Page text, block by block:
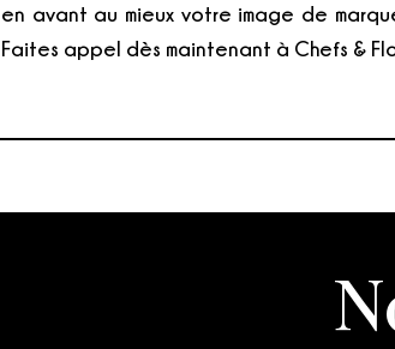
en avant au mieux votre image de
Faites appel dès maintenant à Chefs &